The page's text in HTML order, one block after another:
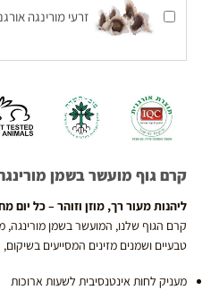
זרעי מורינגה אורגניים -
קרם גוף מועשר בשמן
ליהנות מעור רך, מוזן וזוהר – כל יום
קרם הגוף שלנו, המועשר בשמן מורינגה,
טבעיים ושמנים מזינים המסייעים
מעניק לחות אינטנסיבית לשעות ארוכות